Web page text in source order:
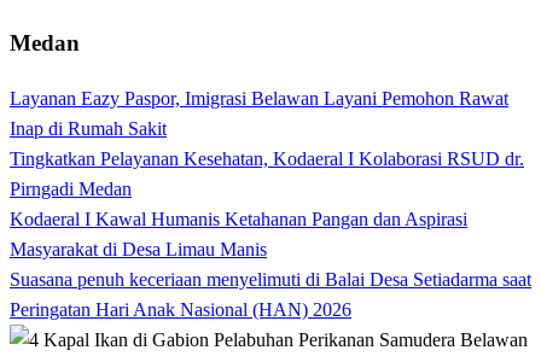
Medan
Layanan Eazy Paspor, Imigrasi Belawan Layani Pemohon Rawat
Inap di Rumah Sakit
Tingkatkan Pelayanan Kesehatan, Kodaeral I Kolaborasi RSUD dr.
Pirngadi Medan‎
Kodaeral I Kawal Humanis Ketahanan Pangan dan Aspirasi
Masyarakat di Desa Limau Manis
Suasana penuh keceriaan menyelimuti di Balai Desa Setiadarma saat
Peringatan Hari Anak Nasional (HAN) 2026